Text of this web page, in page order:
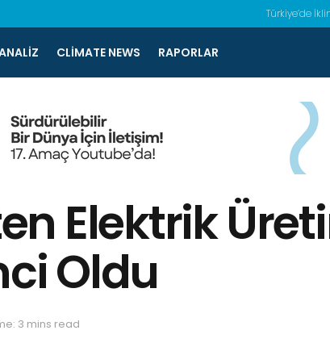
Türkiye’de
CLIMATE NEWS RAPORLAR
Elektrik
Oldu
3 mins read